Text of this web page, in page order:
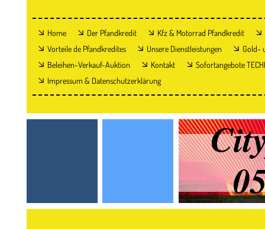
Home Der Pfandkredit
Kfz & Motorrad Pfandkredit
Vorteile de Pfandkredites
Unsere Dienstleistungen
Gold-
Beleihen-Verkauf-Auktion
Kontakt
Sofortangebote
Impressum & Datenschutzerklärung